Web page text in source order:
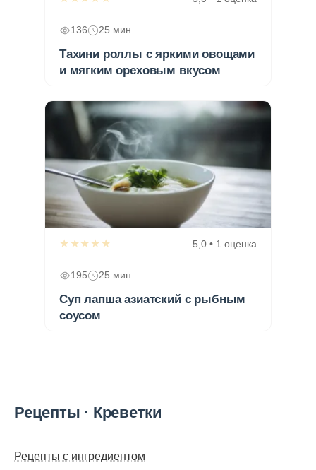
136 25 мин
Тахини роллы с яркими овощами
и мягким ореховым вкусом
★★★★★ 5,0 • 1 оценка
195 25 мин
Суп лапша азиатский с рыбным
соусом
Рецепты · Креветки
Рецепты с ингредиентом